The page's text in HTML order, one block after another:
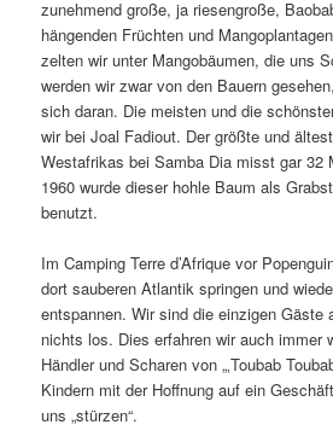
zunehmend große, ja riesengroße,
hängenden Früchten und
zelten wir unter Mangobäumen, die uns
werden wir zwar von den Bauern
sich daran. Die meisten und die
wir bei Joal Fadiout. Der größte und
Westafrikas bei Samba Dia misst gar 32
1960 wurde dieser hohle Baum als
benutzt.
Im Camping Terre d’Afrique vor
dort sauberen Atlantik springen und
entspannen. Wir sind die einzigen
nichts los. Dies erfahren wir auch immer
Händler und Scharen von „‚Toubab
Kindern mit der Hoffnung auf ein
uns „stürzen“.